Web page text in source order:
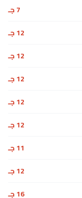
7 جـ
12 جـ
12 جـ
12 جـ
12 جـ
12 جـ
11 جـ
12 جـ
16 جـ